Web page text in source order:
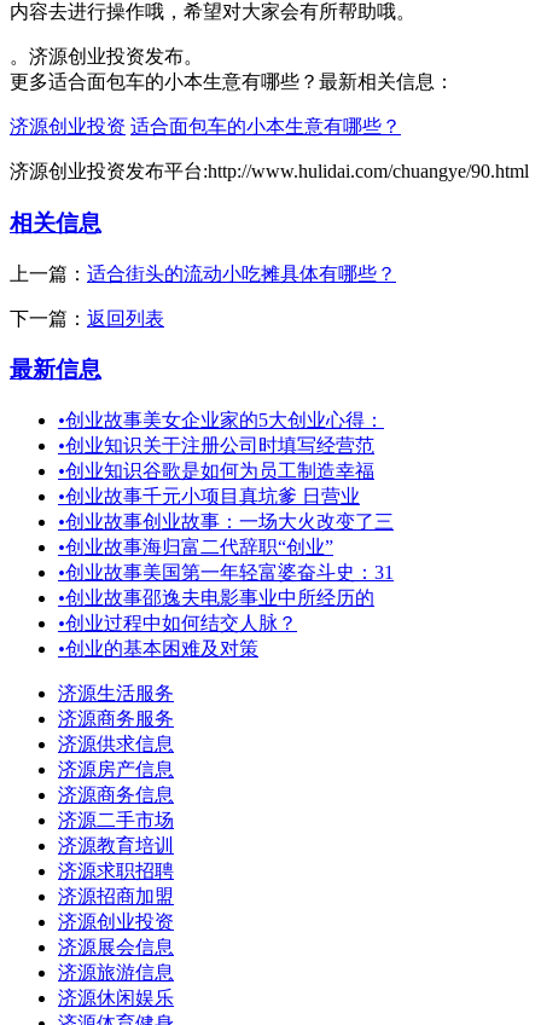
内容去进行操作哦，希望对大家会有所帮助哦。
。济源创业投资发布。
更多适合面包车的小本生意有哪些？最新相关信息：
济源创业投资 适合面包车的小本生意有哪些？
济源创业投资发布平台:http://www.hulidai.com/chuangye/90.html
相关信息
上一篇： 适合街头的流动小吃摊具体有哪些？
下一篇： 返回列表
最新信息
•创业故事美女企业家的5大创业心得：
•创业知识关于注册公司时填写经营范
•创业知识谷歌是如何为员工制造幸福
•创业故事千元小项目真坑爹 日营业
•创业故事创业故事：一场大火改变了三
•创业故事海归富二代辞职“创业”
•创业故事美国第一年轻富婆奋斗史：31
•创业故事邵逸夫电影事业中所经历的
•创业过程中如何结交人脉？
•创业的基本困难及对策
济源生活服务
济源商务服务
济源供求信息
济源房产信息
济源商务信息
济源二手市场
济源教育培训
济源求职招聘
济源招商加盟
济源创业投资
济源展会信息
济源旅游信息
济源休闲娱乐